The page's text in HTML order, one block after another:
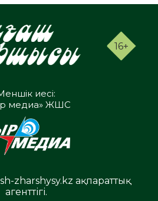
16+
иесі:
медиа» ЖШС
zharshysy.kz ақпараттық
агенттігі.